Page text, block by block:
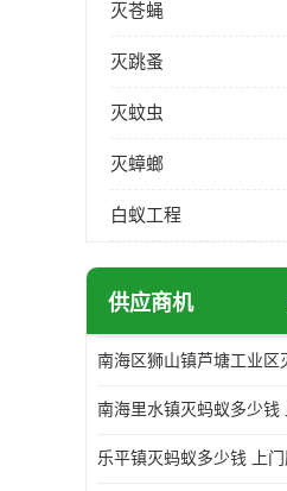
灭苍蝇
灭跳蚤
灭蚊虫
灭蟑螂
白蚁工程
供应商机